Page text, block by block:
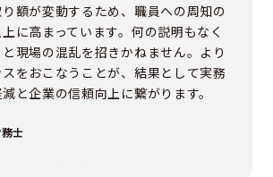
額が変動するため、職員への周知の
に高まっています。何の説明もなく
現場の混乱を招きかねません。より
をおこなうことが、結果として実務
と企業の信頼向上に繋がります。
士